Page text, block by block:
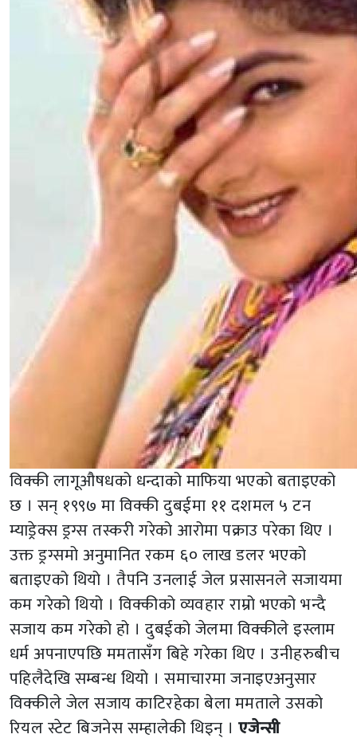
विक्की लागूऔषधको धन्दाको माफिया भएको बताइएको
छ । सन् १९९७ मा विक्की दुबईमा ११ दशमल ५ टन
म्याड्रेक्स ड्रग्स तस्करी गरेको आरोमा पक्राउ परेका थिए ।
उक्त ड्रग्समो अनुमानित रकम ६० लाख डलर भएको
बताइएको थियो । तैपनि उनलाई जेल प्रसासनले सजायमा
कम गरेको थियो । विक्कीको व्यवहार राम्रो भएको भन्दै
सजाय कम गरेको हो । दुबईको जेलमा विक्कीले इस्लाम
धर्म अपनाएपछि ममतासँग बिहे गरेका थिए । उनीहरुबीच
पहिलैदेखि सम्बन्ध थियो । समाचारमा जनाइएअनुसार
विक्कीले जेल सजाय काटिरहेका बेला ममताले उसको
रियल स्टेट बिजनेस सम्हालेकी थिइन् ।एजेन्सी